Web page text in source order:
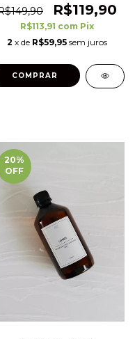
R$119,90
R$113,91 com Pix
2 x de R$59,95 sem juros
20%
OFF